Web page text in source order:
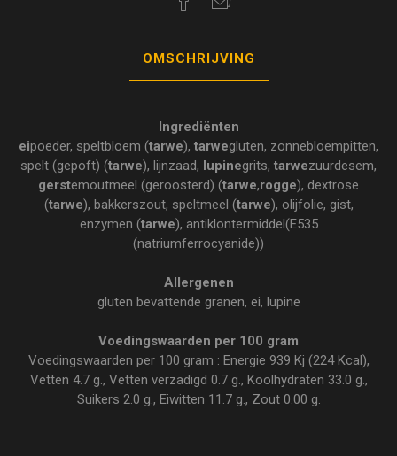
OMSCHRIJVING
Ingrediënten
eipoeder, speltbloem (tarwe), tarwegluten, zonnebloempitten,
spelt (gepoft) (tarwe), lijnzaad, lupinegrits, tarwezuurdesem,
gerstemoutmeel (geroosterd) (tarwe,rogge), dextrose
(tarwe), bakkerszout, speltmeel (tarwe), olijfolie, gist,
enzymen (tarwe), antiklontermiddel(E535
(natriumferrocyanide))
Allergenen
gluten bevattende granen, ei, lupine
Voedingswaarden per 100 gram
Voedingswaarden per 100 gram : Energie 939 Kj (224 Kcal),
Vetten 4.7 g., Vetten verzadigd 0.7 g., Koolhydraten 33.0 g.,
Suikers 2.0 g., Eiwitten 11.7 g., Zout 0.00 g.